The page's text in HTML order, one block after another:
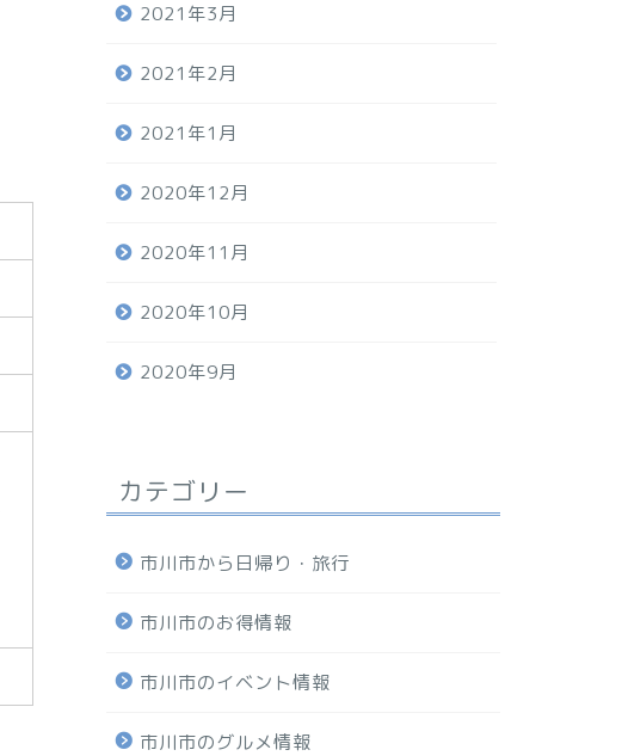
2021年3月
2021年2月
2021年1月
2020年12月
2020年11月
2020年10月
2020年9月
カテゴリー
市川市から日帰り・旅行
市川市のお得情報
市川市のイベント情報
市川市のグルメ情報